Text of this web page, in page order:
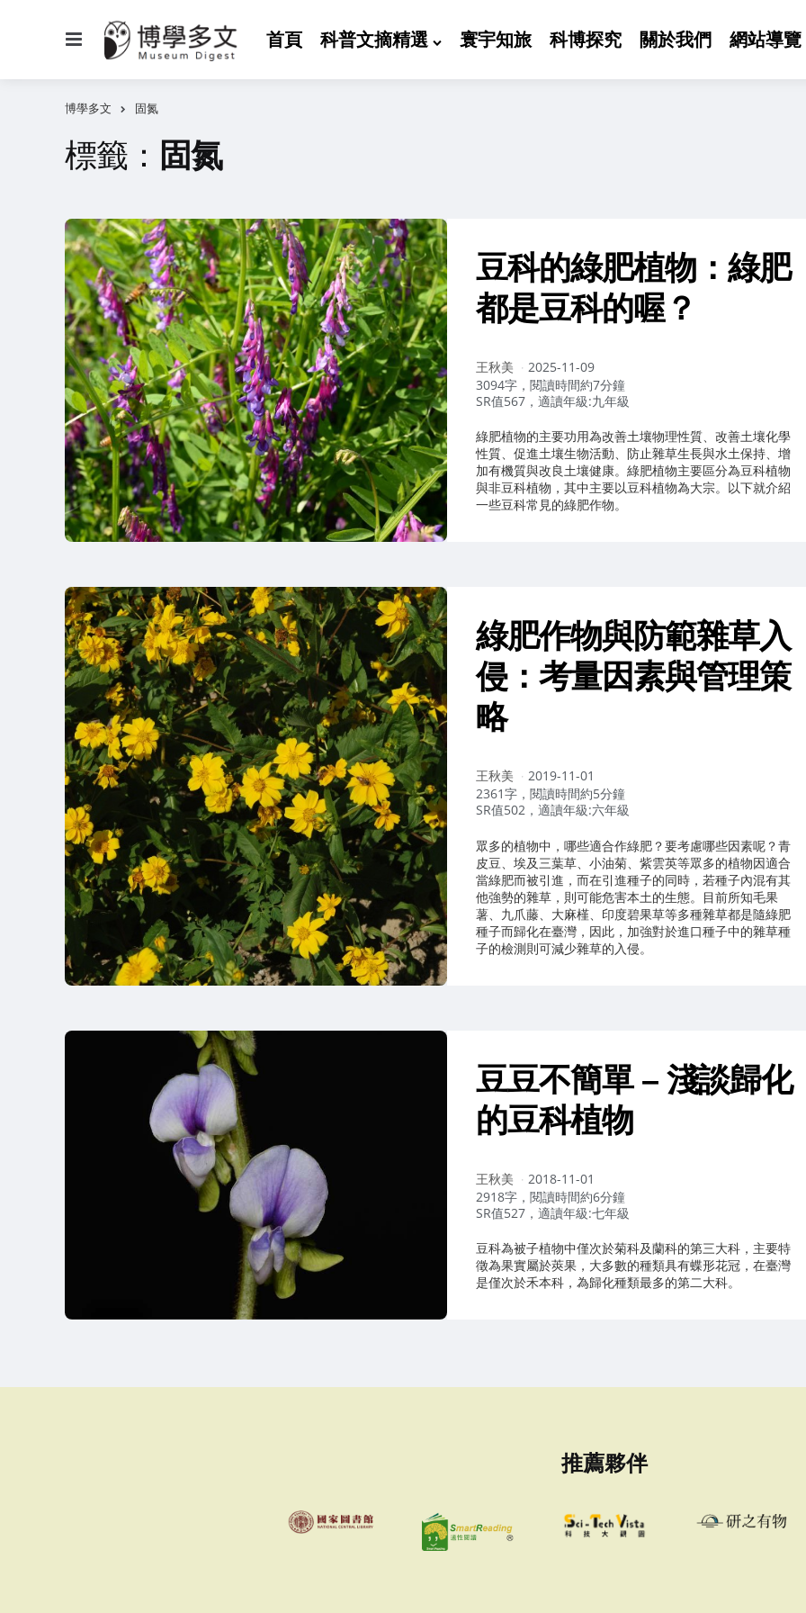
首頁 科普文摘精選 寰宇知旅 科博探究 關於我們 網站導覽
博學多文 固氮
標籤： 固氮
豆科的綠肥植物：綠肥
都是豆科的喔？
作
者：
王秋美
2025-11-09
3094字，閱讀時間約7分鐘
SR值567，適讀年級:九年級
綠肥植物的主要功用為改善土壤物理性質、改善土壤化學
性質、促進土壤生物活動、防止雜草生長與水土保持、增
加有機質與改良土壤健康。綠肥植物主要區分為豆科植物
與非豆科植物，其中主要以豆科植物為大宗。以下就介紹
一些豆科常見的綠肥作物。
綠肥作物與防範雜草入
侵：考量因素與管理策
略
作
者：
王秋美
2019-11-01
2361字，閱讀時間約5分鐘
SR值502，適讀年級:六年級
眾多的植物中，哪些適合作綠肥？要考慮哪些因素呢？青
皮豆、埃及三葉草、小油菊、紫雲英等眾多的植物因適合
當綠肥而被引進，而在引進種子的同時，若種子內混有其
他強勢的雜草，則可能危害本土的生態。目前所知毛果
薯、九爪藤、大麻槿、印度碧果草等多種雜草都是隨綠肥
種子而歸化在臺灣，因此，加強對於進口種子中的雜草種
子的檢測則可減少雜草的入侵。
豆豆不簡單 – 淺談歸化
的豆科植物
作
者：
王秋美
2018-11-01
2918字，閱讀時間約6分鐘
SR值527，適讀年級:七年級
豆科為被子植物中僅次於菊科及蘭科的第三大科，主要特
徵為果實屬於莢果，大多數的種類具有蝶形花冠，在臺灣
是僅次於禾本科，為歸化種類最多的第二大科。
推薦夥伴